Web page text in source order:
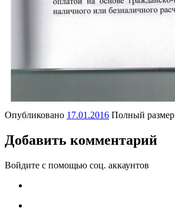
Опубликовано 17.01.2016 Полный размер
Добавить комментарий
Войдите с помощью соц. аккаунтов